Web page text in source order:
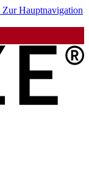
Zur Hauptnavigation